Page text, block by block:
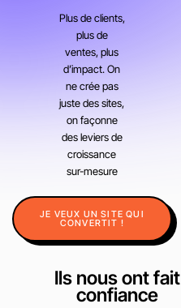
Plus de clients,
plus de
ventes, plus
d’impact. On
ne crée pas
juste des sites,
on façonne
des leviers de
croissance
sur-mesure
JE VEUX UN SITE QUI
CONVERTIT !
Ils nous ont fait
confiance